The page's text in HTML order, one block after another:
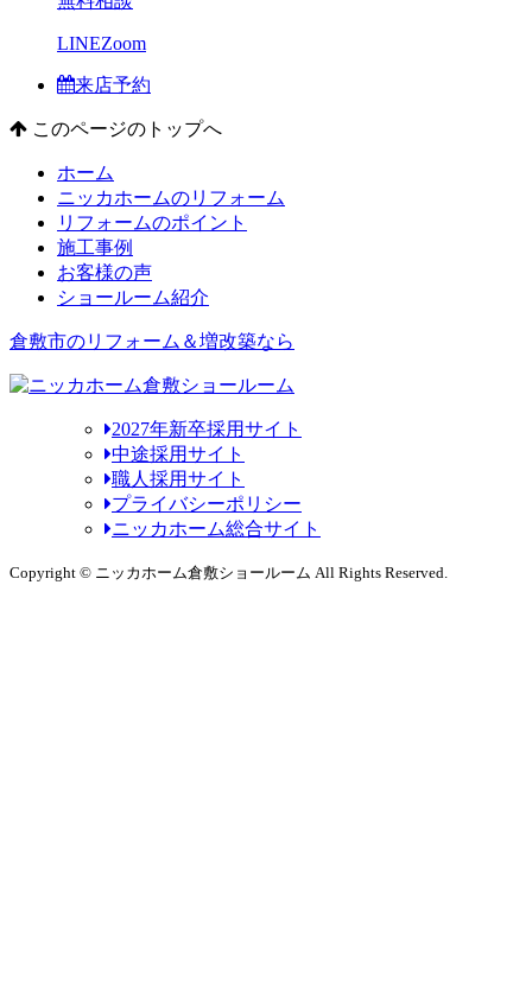
LINEZoom
来店予約
このページのトップへ
ホーム
ニッカホームのリフォーム
リフォームのポイント
施工事例
お客様の声
ショールーム紹介
倉敷市のリフォーム＆増改築なら
2027年新卒採用サイト
中途採用サイト
職人採用サイト
プライバシーポリシー
ニッカホーム総合サイト
Copyright © ニッカホーム倉敷ショールーム All Rights Reserved.